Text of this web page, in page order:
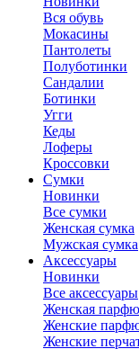
Вся обувь
Мокасины
Пантолеты
Полуботинки
Сандалии
Ботинки
Угги
Кеды
Лоферы
Кроссовки
Сумки
Новинки
Все сумки
Женская сумка
Мужская сумка
Аксессуары
Новинки
Все аксессуары
Женская
Женские
Женские